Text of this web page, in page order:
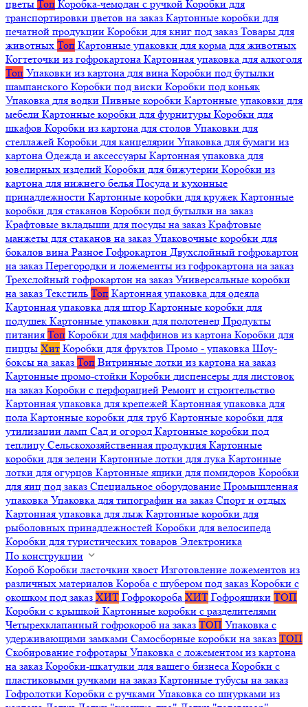
цветы Топ Коробка-чемодан с ручкой Коробки для
транспортировки цветов на заказ Картонные коробки для
печатной продукции Коробки для книг под заказ Товары для
животных Топ Картонные упаковки для корма для животных
Когтеточки из гофрокартона Картонная упаковка для алкоголя
Топ Упаковки из картона для вина Коробки под бутылки
шампанского Коробки под виски Коробки под коньяк
Упаковка для водки Пивные коробки Картонные упаковки для
мебели Картонные коробки для фурнитуры Коробки для
шкафов Коробки из картона для столов Упаковки для
стеллажей Коробки для канцелярии Упаковка для бумаги из
картона Одежда и аксессуары Картонная упаковка для
ювелирных изделий Коробки для бижутерии Коробки из
картона для нижнего белья Посуда и кухонные
принадлежности Картонные коробки для кружек Картонные
коробки для стаканов Коробки под бутылки на заказ
Крафтовые вкладыши для посуды на заказ Крафтовые
манжеты для стаканов на заказ Упаковочные коробки для
бокалов вина Разное Гофрокартон Двухслойный гофрокартон
на заказ Перегородки и ложементы из гофрокартона на заказ
Трехслойный гофрокартон на заказ Универсальные коробки
на заказ Текстиль Топ Картонная упаковка для одеяла
Картонная упаковка для штор Картонные коробки для
подушек Картонные упаковки для полотенец Продукты
питания Топ Коробки для маффинов из картона Коробки для
пиццы Хит Коробки для фруктов Промо - упаковка Шоу-
боксы на заказ Топ Витринные лотки из картона на заказ
Картонные промо-стойки Коробки диспенсеры для листовок
на заказ Коробки с перфорацией Ремонт и строительство
Картонная упаковка для крепежей Картонная упаковка для
пола Картонные коробки для труб Картонные коробки для
утилизации ламп Сад и огород Картонные коробки под
теплицу Сельскохозяйственная продукция Картонные
коробки для зелени Картонные лотки для лука Картонные
лотки для огурцов Картонные ящики для помидоров Коробки
для яиц под заказ Специальное оборудование Промышленная
упаковка Упаковка для типографии на заказ Спорт и отдых
Картонная упаковка для лыж Картонные коробки для
рыболовных принадлежностей Коробки для велосипеда
Коробки для туристических товаров Электроника
По конструкции
Короб Коробки ласточкин хвост Изготовление ложементов из
различных материалов Короба с шубером под заказ Коробки с
окошком под заказ ХИТ Гофрокороба ХИТ Гофроящики ТОП
Коробки с крышкой Картонные коробки с разделителями
Четырехклапанный гофрокороб на заказ ТОП Упаковка с
удерживающими замками Самосборные коробки на заказ ТОП
Скобирование гофротары Упаковка с ложементом из картона
на заказ Коробки-шкатулки для вашего бизнеса Коробки с
пластиковыми ручками на заказ Картонные тубусы на заказ
Гофролотки Коробки с ручками Упаковка со шнурками из